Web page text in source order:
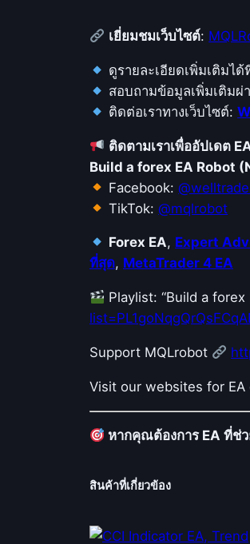
เยี่ยมชมเว็บไซต์:
ดูรายละเอียดเพิ่มเติมไ
สอบถามข้อมูลเพิ่มเติมผ่
ติดต่อเราทางเว็บไซต์:
ติดตามเราเพื่ออัปเดต
Build a forex EA Robot
Facebook:
TikTok:@mqlrobot
Forex EA, Expert
ที่สุด, MetaTrader 4 EA
Playlist: “Build a
Support MQLrobot
Visit our websites for EA
หากคุณต้องการ EA ที่ช่
สินค้าที่เกี่ยวข้อง